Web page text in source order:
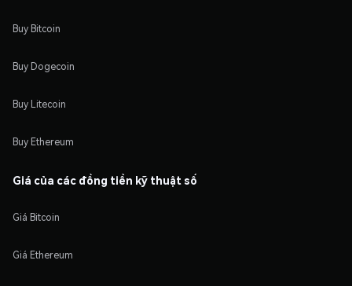
Buy Bitcoin
Buy Dogecoin
Buy Litecoin
Buy Ethereum
Giá của các đồng tiền kỹ thuật số
Giá Bitcoin
Giá Ethereum